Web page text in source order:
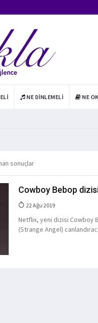
NE DINLEMELI NE
sonuçlar
Cowboy Bebop
22 Ağu 2019
Netflix, yeni dizisi Cowboy
(Strange Angel)